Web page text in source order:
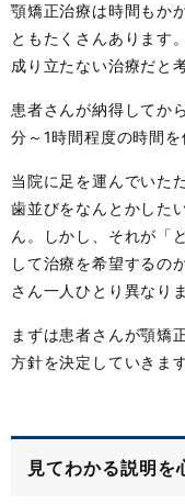
顎矯正治療は時間もか
ともたくさんあります
成り立たない治療だと
患者さんが納得してか
分～1時間程度の時間を
当院に足を運んでいた
歯並びをなんとかした
ん。しかし、それが「
して治療を希望するの
さん一人ひとり異なりま
まずは患者さんが顎矯
方針を決定していきます
見てわかる説明を